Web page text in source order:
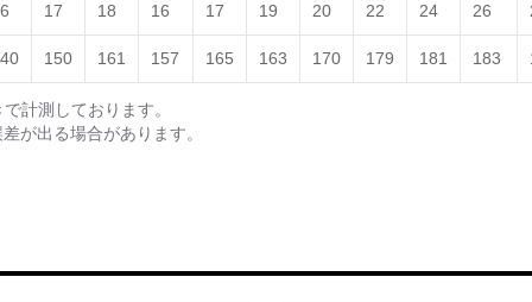
17 18 16 17 19 20 22 24 26
150 161 157 165 163 170 179 181 183
計測しております。
が出る場合があります。